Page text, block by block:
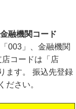
融機関コード
003」、金融機関
コードは「店
ます。 振込先登録
ださい。